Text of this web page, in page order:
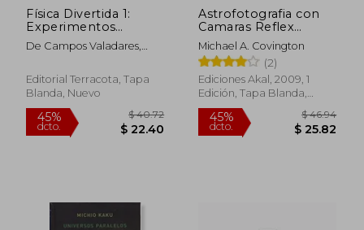
45%
dcto. $ 18.17
45%
dcto.
Física Divertida 1:
Experimentos
Creativos de Bajo
Costo Con Materiales
De Campos Valadares,
Editorial Terracota, Tapa
Blanda, Nuevo
Astrofotografia con
Camaras Reflex
Digitales
Michael A. Covington
(2)
Ediciones Akal, 2009, 1
Edición, Tapa Blanda,
Nuevo